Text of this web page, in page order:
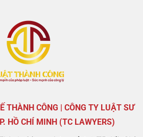
THÀNH CÔNG | CÔNG TY LUẬT SƯ
HỒ CHÍ MINH (TC LAWYERS)